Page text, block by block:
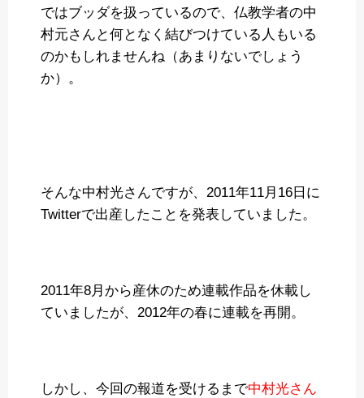
ではブッダを扱っているので、仏教学者の中
村元さんと何となく結びつけている人もいる
のかもしれませんね（あまりないでしょう
か）。
そんな中村光さんですが、2011年11月16日に
Twitterで出産したことを発表していました。
2011年8月から産休のため連載作品を休載し
ていましたが、2012年の春に連載を再開。
しかし、今回の報道を受けるまで中村光さん